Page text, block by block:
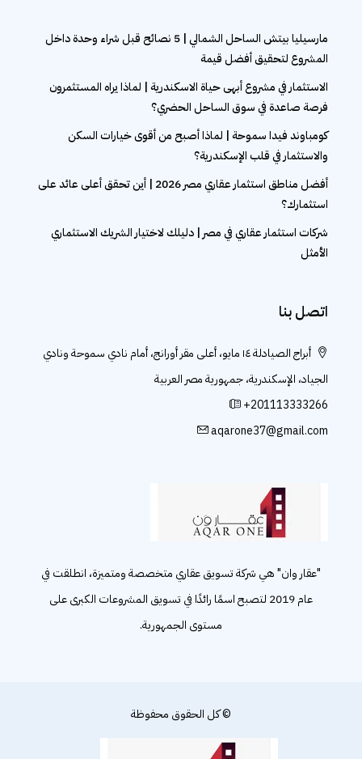
مارسيليا بيتش الساحل الشمالي | 5 نصائح قبل شراء وحدة داخل
المشروع لتحقيق أفضل قيمة
الاستثمار في مشروع أبهى حياة الاسكندرية | لماذا يراه المستثمرون
فرصة صاعدة في سوق الساحل الحضري؟
كومباوند فيدا سموحة | لماذا أصبح من أقوى خيارات السكن
والاستثمار في قلب الإسكندرية؟
أفضل مناطق استثمار عقاري مصر 2026 | أين تحقق أعلى عائد على
استثمارك؟
شركات استثمار عقاري في مصر | دليلك لاختيار الشريك الاستثماري
الأمثل
اتصل بنا
أبراج الصيادلة ١٤ مايو، أعلى مقر أورانج، أمام نادي سموحة ونادي
الجياد، الإسكندرية، جمهورية مصر العربية
+201113333266
aqarone37@gmail.com
"عقار وان" هي شركة تسويق عقاري متخصصة ومتميزة، انطلقت في
عام 2019 لتصبح اسمًا رائدًا في تسويق المشروعات الكبرى على
مستوى الجمهورية.
© كل الحقوق محفوظة